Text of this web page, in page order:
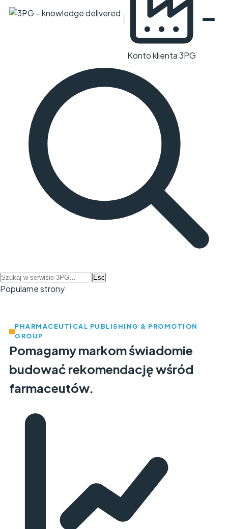
Konto klienta 3PG
Esc
Popularne strony
PHARMACEUTICAL PUBLISHING & PROMOTION
GROUP
Pomagamy markom świadomie
budować rekomendacjęwśród
farmaceutów.